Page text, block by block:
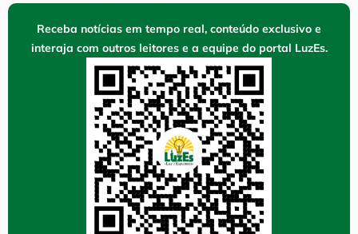
Receba notícias em tempo real, conteúdo exclusivo e
interaja com outros leitores e a equipe do portal LuzEs.